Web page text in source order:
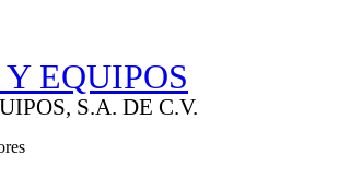
EQUIPOS
S.A. DE C.V.